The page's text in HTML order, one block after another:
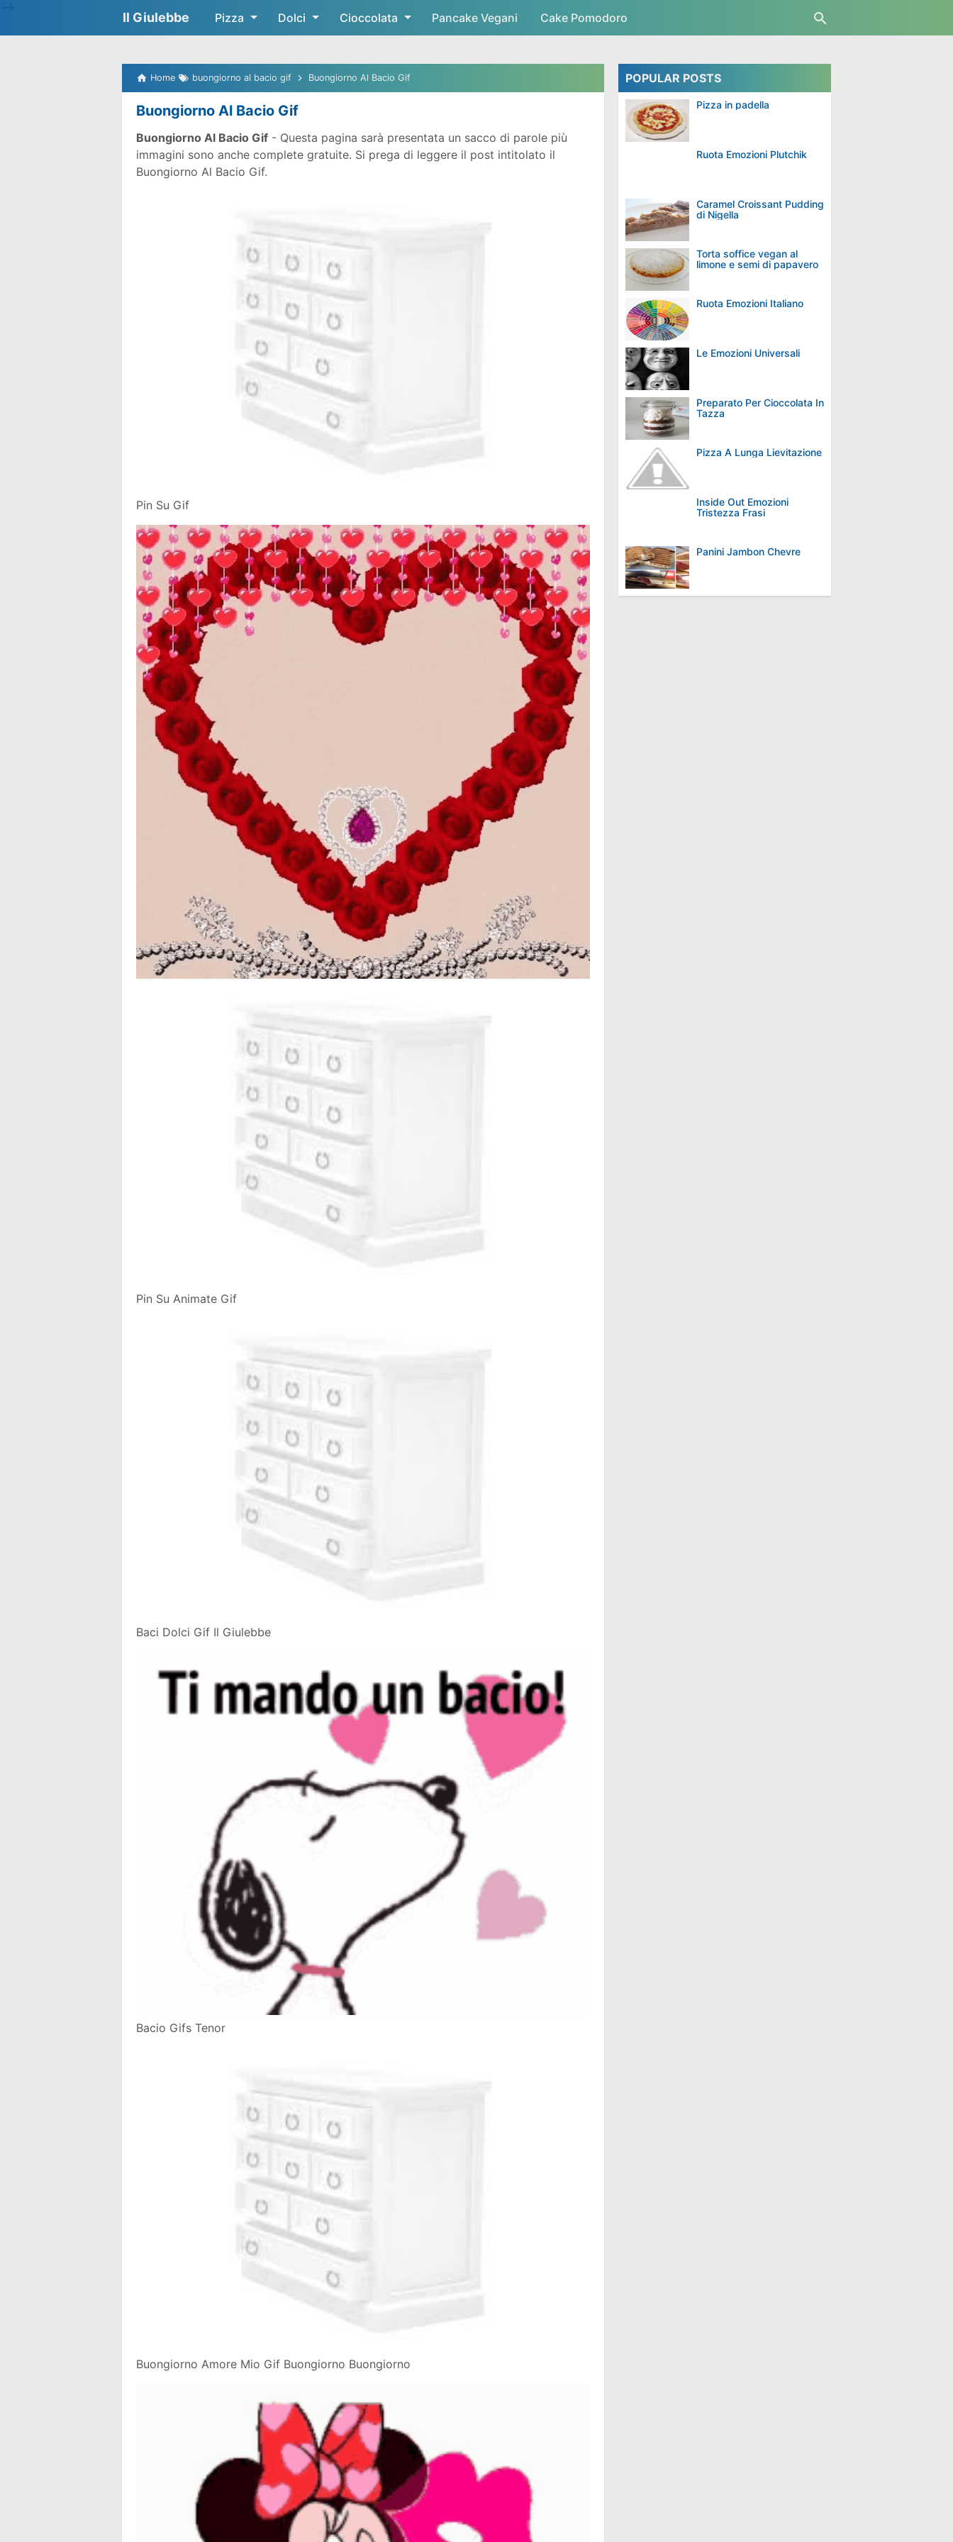
Skip to main content
Il Giulebbe Pizza Dolci Cioccolata Pancake Vegani Cake Pomodoro
Home buongiorno al bacio gif Buongiorno Al Bacio Gif
Buongiorno Al Bacio Gif
Buongiorno Al Bacio Gif - Questa pagina sarà presentata un sacco di parole più
immagini sono anche complete gratuite. Si prega di leggere il post intitolato il
Buongiorno Al Bacio Gif.
Pin Su Gif
Pin Su Animate Gif
Baci Dolci Gif Il Giulebbe
Bacio Gifs Tenor
Buongiorno Amore Mio Gif Buongiorno Buongiorno
POPULAR POSTS
Pizza in padella
Ruota Emozioni Plutchik
Caramel Croissant Pudding
di Nigella
Torta soffice vegan al
limone e semi di papavero
Ruota Emozioni Italiano
Le Emozioni Universali
Preparato Per Cioccolata In
Tazza
Pizza A Lunga Lievitazione
Inside Out Emozioni
Tristezza Frasi
Panini Jambon Chevre